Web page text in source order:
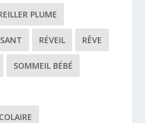
PLUME
RÉVEIL RÊVE
SOMMEIL BÉBÉ